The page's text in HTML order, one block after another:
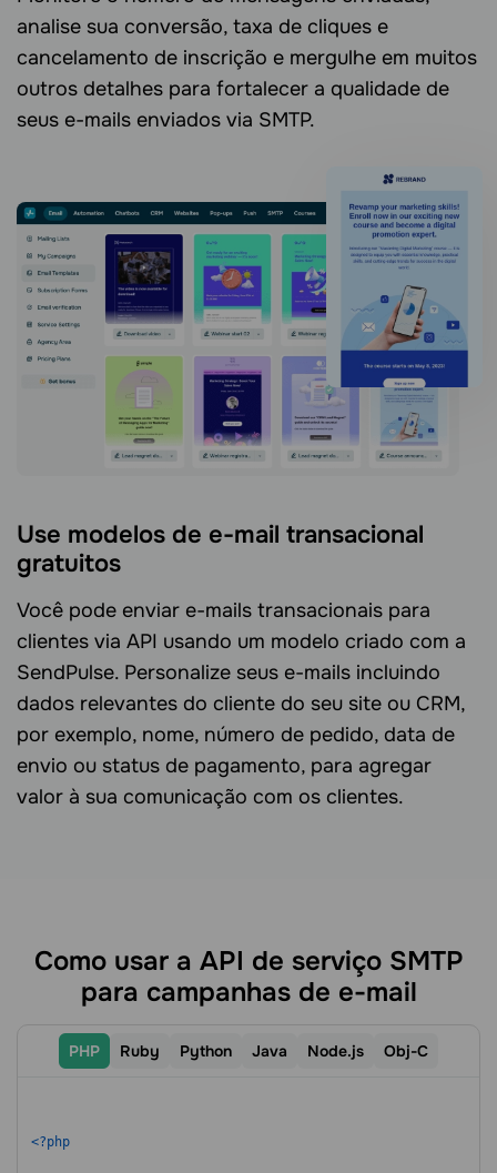
analise sua conversão, taxa de cliques e
cancelamento de inscrição e mergulhe em muitos
outros detalhes para fortalecer a qualidade de
seus e-mails enviados via SMTP.
Use modelos de e-mail transacional
gratuitos
Você pode enviar e-mails transacionais para
clientes via API usando um modelo criado com a
SendPulse. Personalize seus e-mails incluindo
dados relevantes do cliente do seu site ou CRM,
por exemplo, nome, número de pedido, data de
envio ou status de pagamento, para agregar
valor à sua comunicação com os clientes.
Como usar a API de serviço SMTP
para campanhas de e-mail
PHP Ruby Python Java Node.js Оbj-C
<?php